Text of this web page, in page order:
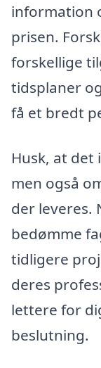
information
prisen.
forskellige
tidsplaner
få et bredt
Husk, at det
men også
der leveres.
bedømme
tidligere
deres
lettere for
beslutning.